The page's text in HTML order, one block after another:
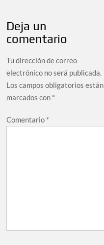
Deja un
comentario
Tu dirección de correo
electrónico no será publicada.
Los campos obligatorios están
marcados con *
Comentario *